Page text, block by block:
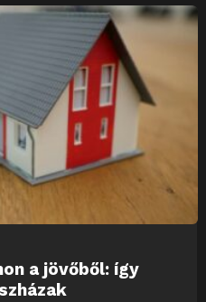
a jövőből: így